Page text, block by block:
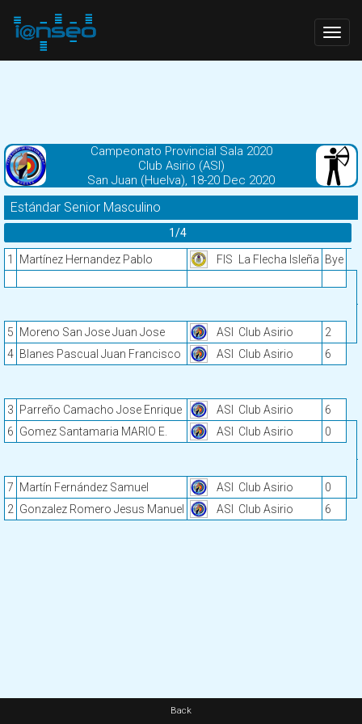
Campeonato Provincial Sala 2020
Club Asirio (ASI)
San Juan (Huelva), 18-20 Dec 2020
Estándar Senior Masculino
1/4
1 Martínez Hernandez Pablo FIS La Flecha Isleña Bye
5 Moreno San Jose Juan Jose ASI Club Asirio
2
4 Blanes Pascual Juan Francisco ASI Club Asirio 6
3 Parreño Camacho Jose Enrique ASI Club Asirio
6
6 Gomez Santamaria MARIO E. ASI Club Asirio 0
7 Martín Fernández Samuel ASI Club Asirio
0
2 Gonzalez Romero Jesus Manuel ASI Club Asirio 6
Back